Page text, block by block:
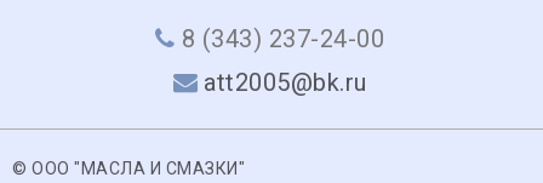
8 (343) 237-24-00
att2005@bk.ru
© ООО "МАСЛА И СМАЗКИ"